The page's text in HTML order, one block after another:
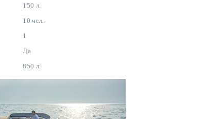
150 л.
10 чел.
1
Да
850 л.